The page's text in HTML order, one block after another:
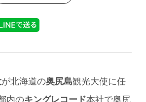
が北海道の奥尻島観光大使に任
内のキングレコード本社で奥尻